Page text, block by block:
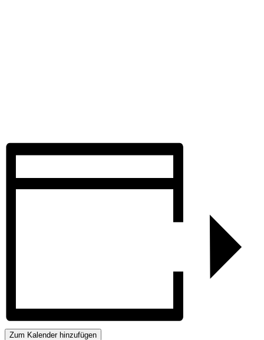
Zum Kalender hinzufügen